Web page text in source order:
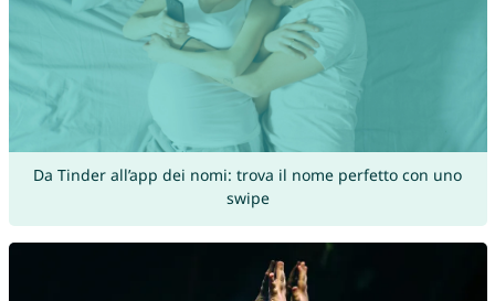
Da Tinder all’app dei nomi: trova il nome perfetto con uno
swipe